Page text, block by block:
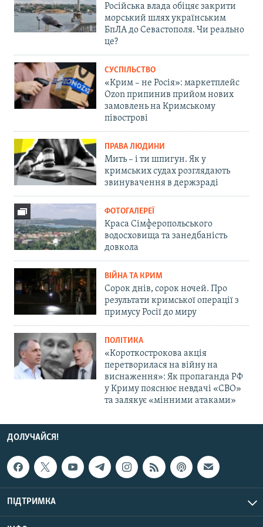
Російська влада обіцяє закрити
морський шлях українським
БпЛА до Севастополя. Чи реально
це?
СУСПІЛЬСТВО
«Крим – не Росія»: маркетплейс
Ozon припинив прийом нових
замовлень на Кримському
півострові
ПРАВА ЛЮДИНИ
Мить – і ти шпигун. Як у
кримських судах розглядають
звинувачення в держзраді
ФОТОГАЛЕРЕЇ
Краса Сімферопольського
водосховища та занедбаність
довкола
ВІЙНА ТА КРИМ
Сорок днів, сорок ночей. Про
результати кримської операції з
примусу Росії до миру
ПОЛІТИКА
«Короткострокова акція
перетворилася на війну на
виснаження»: Як пропаганда РФ
у Криму пояснює невдачі «СВО»
та залякує «мінними атаками»
ДОЛУЧАЙСЯ!
ПІДТРИМКА